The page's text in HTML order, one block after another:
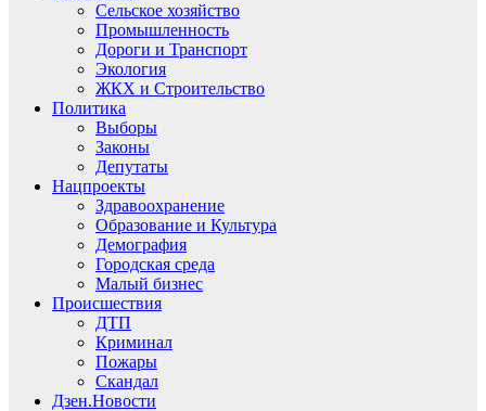
Сельское хозяйство
Промышленность
Дороги и Транспорт
Экология
ЖКХ и Строительство
Политика
Выборы
Законы
Депутаты
Нацпроекты
Здравоохранение
Образование и Культура
Демография
Городская среда
Малый бизнес
Происшествия
ДТП
Криминал
Пожары
Скандал
Дзен.Новости